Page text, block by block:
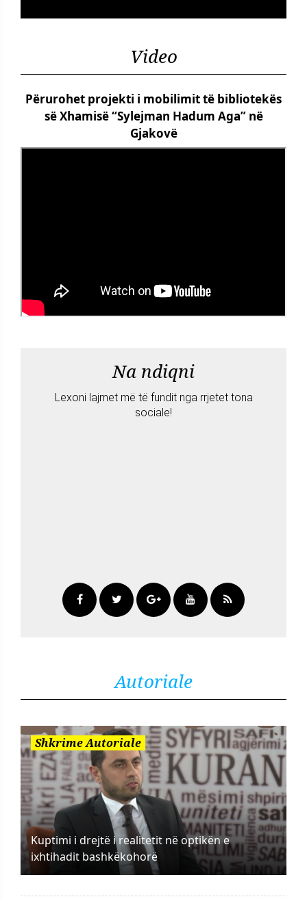
Video
Përurohet projekti i mobilimit të bibliotekës
së Xhamisë “Sylejman Hadum Aga” në
Gjakovë
Na ndiqni
Lexoni lajmet më të fundit nga rrjetet tona
sociale!
Autoriale
Shkrime Autoriale
Kuptimi i drejtë i realitetit në optikën e
ixhtihadit bashkëkohorë